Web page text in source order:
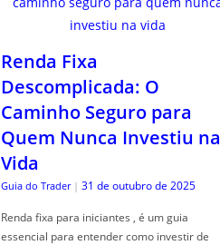
Renda Fixa
Descomplicada: O
Caminho Seguro para
Quem Nunca Investiu na
Vida
Guia do Trader | 31 de outubro de 2025
Renda fixa para iniciantes , é um guia
essencial para entender como investir de